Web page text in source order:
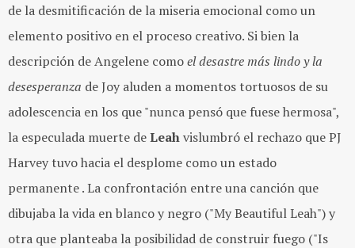
de la desmitificación de la miseria emocional como un
elemento positivo en el proceso creativo. Si bien la
descripción deAngelene comoel desastre más lindo y la
desesperanza deJoy aluden a momentos tortuosos de su
adolescencia en los que "nunca pensó que fuese hermosa",
la especulada muerte deLeahvislumbró el rechazo que PJ
Harvey tuvo hacia el desplome como un estado
permanente . La confrontación entre una canción que
dibujaba la vida en blanco y negro ("My Beautiful Leah") y
otra que planteaba la posibilidad de construir fuego ("Is